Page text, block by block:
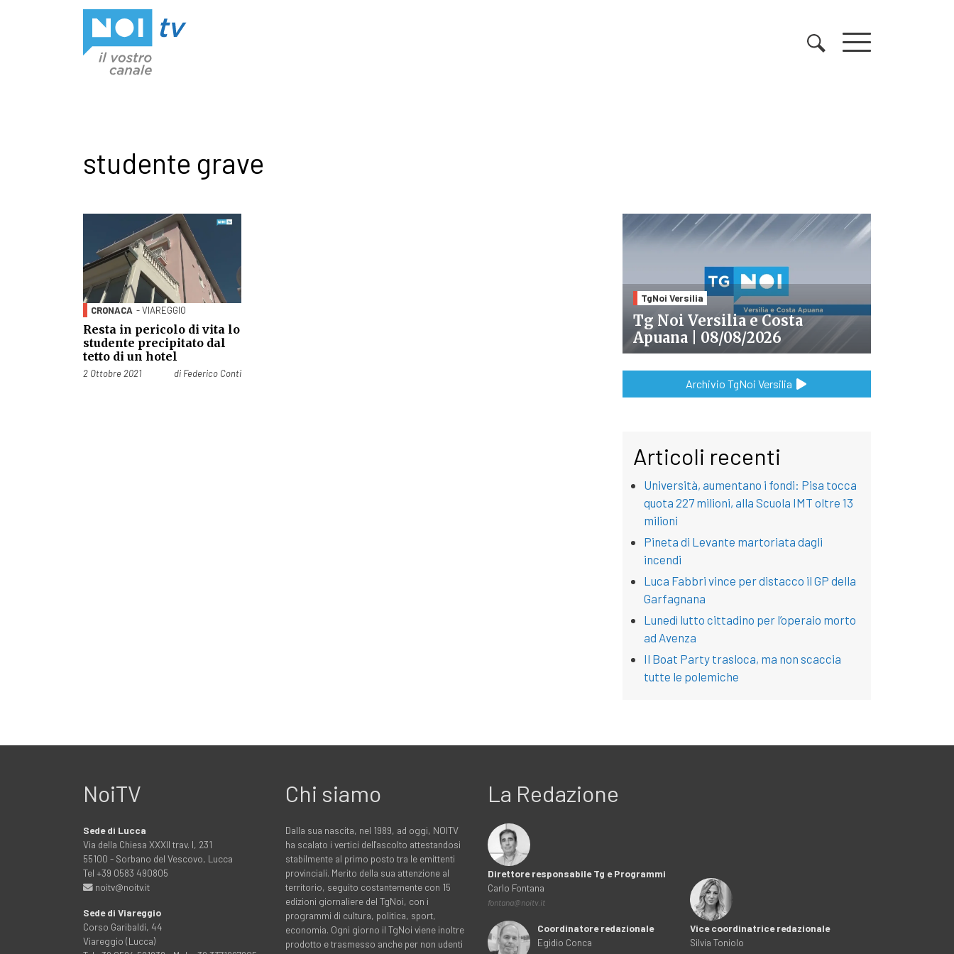
studente grave
CRONACA - VIAREGGIO
Resta in pericolo di vita lo
studente precipitato dal
tetto di un hotel
Pubblicato il
2 Ottobre 2021 di Federico Conti
TgNoi Versilia
Tg Noi Versilia e Costa
Apuana | 08/08/2026
Archivio TgNoi Versilia
Articoli recenti
Università, aumentano i fondi: Pisa tocca
quota 227 milioni, alla Scuola IMT oltre 13
milioni
Pineta di Levante martoriata dagli
incendi
Luca Fabbri vince per distacco il GP della
Garfagnana
Lunedì lutto cittadino per l’operaio morto
ad Avenza
Il Boat Party trasloca, ma non scaccia
tutte le polemiche
NoiTV
Sede di Lucca
Via della Chiesa XXXII trav. I, 231
55100 - Sorbano del Vescovo, Lucca
Tel +39 0583 490805
noitv@noitv.it
Sede di Viareggio
Corso Garibaldi, 44
Viareggio (Lucca)
Chi siamo
Dalla sua nascita, nel 1989, ad oggi, NOITV
ha scalato i vertici dell'ascolto attestandosi
stabilmente al primo posto tra le emittenti
provinciali. Merito della sua attenzione al
territorio, seguito costantemente con 15
edizioni giornaliere del TgNoi, con i
programmi di cultura, politica, sport,
economia. Ogni giorno il TgNoi viene inoltre
prodotto e trasmesso anche per non udenti
La Redazione
Direttore responsabile Tg e Programmi
Carlo Fontana
fontana@noitv.it
Coordinatore redazionale
Egidio Conca
Vice coordinatrice redazionale
Silvia Toniolo